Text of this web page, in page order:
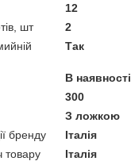
12
шт
2
Так
В наявності
300
З ложкою
бренду
Італія
товару
Італія